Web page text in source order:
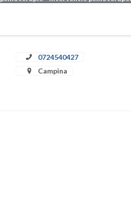
0724540427
Campina